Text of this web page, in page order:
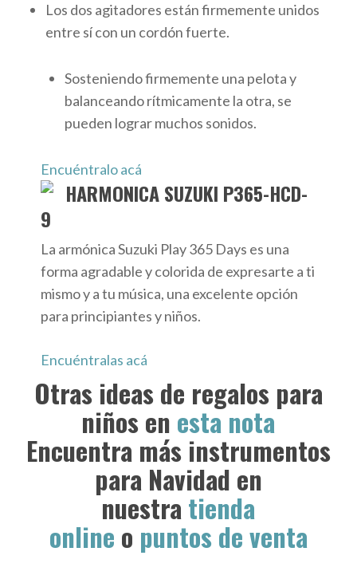
Los dos agitadores están firmemente unidos
entre sí con un cordón fuerte.
Sosteniendo firmemente una pelota y
balanceando rítmicamente la otra, se
pueden lograr muchos sonidos.
Encuéntralo acá
HARMONICA SUZUKI P365-HCD-
9
La armónica Suzuki Play 365 Days es una
forma agradable y colorida de expresarte a ti
mismo y a tu música, una excelente opción
para principiantes y niños.
Encuéntralas acá
Otras ideas de regalos para
niños en esta nota
Encuentra más instrumentos
para Navidad en
nuestra tienda
online o puntos de venta